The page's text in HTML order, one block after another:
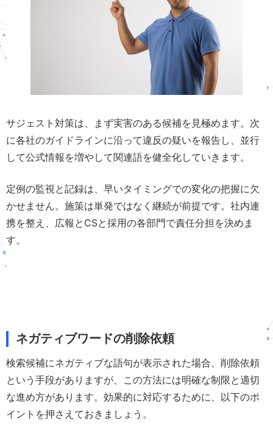
サジェスト対策は、まず実害のある候補を見極めます。次
に各社のガイドラインに沿って違反の疑いを報告し、並行
して公式情報を増やして関連語を健全化していきます。
定例の監視と記録は、早いタイミングでの変化の把握に欠
かせません。施策は単発ではなく継続が前提です。社内連
携を整え、広報とCSと採用の各部門で責任分担を決めま
す。
ネガティブワードの削除依頼
検索候補にネガティブな語句が表示された場合、削除依頼
という手段がありますが、この方法には明確な制限と適切
な進め方があります。効果的に対応するために、以下のポ
イントを押さえておきましょう。